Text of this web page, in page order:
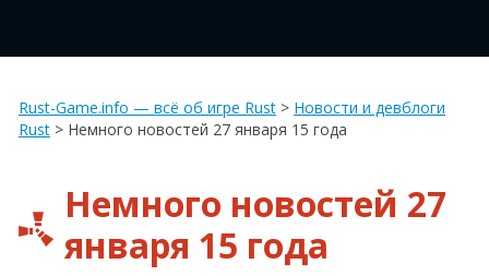
Rust-Game.info — всё об игре Rust > Новости и девблоги
Rust > Немного новостей 27 января 15 года
Немного новостей 27
января 15 года